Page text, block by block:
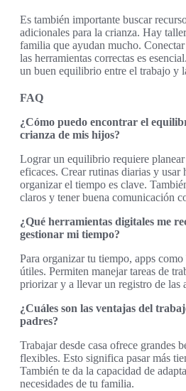
Es también importante buscar
adicionales para la crianza. Hay
familia que ayudan mucho.
las herramientas correctas es
un buen equilibrio entre el trabajo y
FAQ
¿Cómo puedo encontrar el
crianza de mis hijos?
Lograr un equilibrio requiere
eficaces. Crear rutinas diarias y usar
organizar el tiempo es clave.
claros y tener buena comunicación
¿Qué herramientas digitales me
gestionar mi tiempo?
Para organizar tu tiempo, apps
útiles. Permiten manejar tareas de
priorizar y a llevar un registro de las
¿Cuáles son las ventajas del
padres?
Trabajar desde casa ofrece grandes
flexibles. Esto significa pasar más
También te da la capacidad de
necesidades de tu familia.